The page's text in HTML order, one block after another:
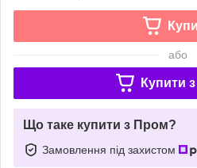
або
Купити з
Що таке купити з Пром?
Замовлення під захистом